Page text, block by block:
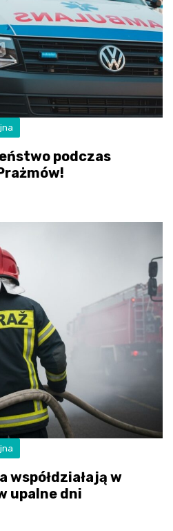
podczas
współdziałają w
upalne dni